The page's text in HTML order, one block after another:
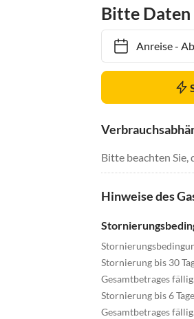
Bitte Daten
Anreise-
Bitte beachten Sie,
Hinweise des
Stornierung bis 30
Gesamtbetrages fällig.
Stornierung bis 6
Gesamtbetrages fällig.